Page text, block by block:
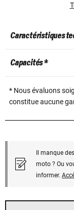
Caractéristiques
Capacités *
* Nous évaluons
constitue aucune
Il manque
moto ? Ou
informer.